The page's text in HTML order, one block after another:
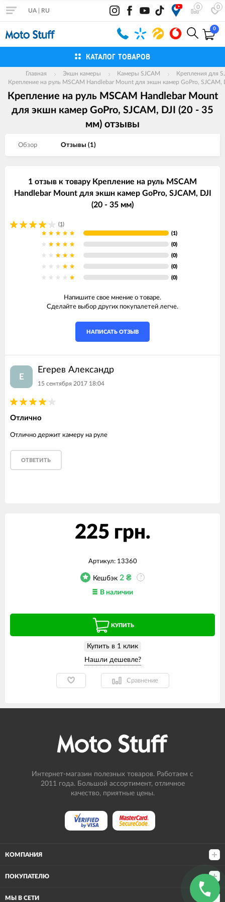
0 0
UA RU
0
КАТАЛОГ ТОВАРОВ
Главная Экшн камеры Камеры SJCAM
Крепления для
Крепление на руль MSCAM Handlebar Mount для экшн камер GoPro, SJCAM,
Крепление на руль MSCAM Handlebar Mount
для экшн камер GoPro, SJCAM, DJI (20 - 35
мм) отзывы
Обзор Отзывы (1)
1 отзыв к товару Крепление на руль MSCAM
Handlebar Mount для экшн камер GoPro, SJCAM, DJI
(20 - 35 мм)
(1)
(1)
(0)
(0)
(0)
(0)
Напишите свое мнение о товаре.
Сделайте выбор других покупалетей легче.
НАПИСАТЬ ОТЗЫВ
Е
Егерев Александр
15 сентября 2017 18:04
Отлично
Отлично держит камеру на руле
ОТВЕТИТЬ
225 грн.
Артикул: 13360
Кешбэк 2 ₴ ?
В наличии
КУПИТЬ
Купить в 1 клик
Сравнение
Интернет-магазин полезных товаров. Работаем с
2011 года. Большой ассортимент, отличное
качество, приятные цены.
КОМПАНИЯ
ПОКУПАТЕЛЮ
МЫ В СЕТИ